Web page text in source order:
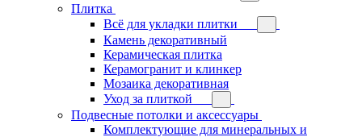
Плитка
Всё для укладки плитки
Камень декоративный
Керамическая плитка
Керамогранит и клинкер
Мозаика декоративная
Уход за плиткой
Подвесные потолки и аксессуары
Комплектующие для минеральных и